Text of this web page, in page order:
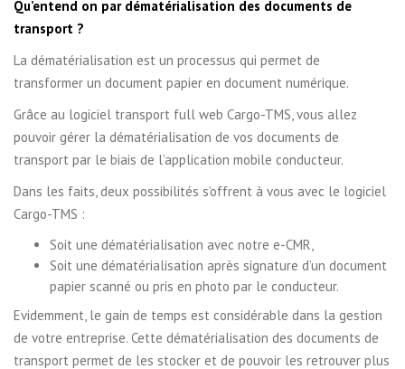
Qu’entend on par dématérialisation des documents de
transport ?
La dématérialisation est un processus qui permet de
transformer un document papier en document numérique.
Grâce au logiciel transport full web Cargo-TMS, vous allez
pouvoir gérer la dématérialisation de vos documents de
transport par le biais de l’application mobile conducteur.
Dans les faits, deux possibilités s’offrent à vous avec le logiciel
Cargo-TMS :
Soit une dématérialisation avec notre e-CMR,
Soit une dématérialisation après signature d’un document
papier scanné ou pris en photo par le conducteur.
Evidemment, le gain de temps est considérable dans la gestion
de votre entreprise. Cette dématérialisation des documents de
transport permet de les stocker et de pouvoir les retrouver plus